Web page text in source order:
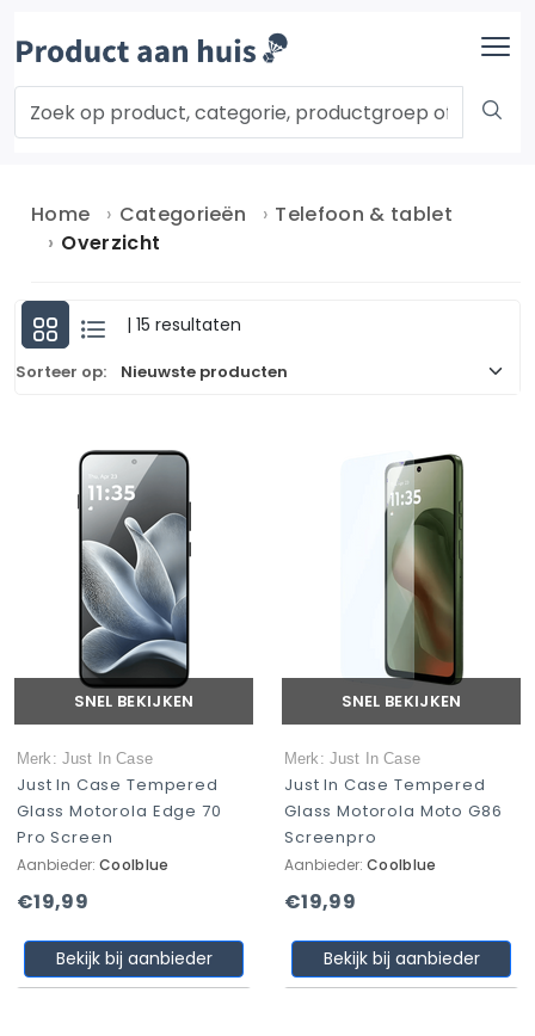
Home Categorieën
Telefoon & tablet
Overzicht
| 15 resultaten
Sorteer op:
SNEL BEKIJKEN
Merk: Just In Case
Just In Case Tempered
Glass Motorola Edge 70
Pro Screen
Aanbieder: Coolblue
€19,99
Bekijk bij aanbieder
SNEL BEKIJKEN
Merk: Just In Case
Just In Case Tempered
Glass Motorola Moto G86
Screenpro
Aanbieder: Coolblue
€19,99
Bekijk bij aanbieder